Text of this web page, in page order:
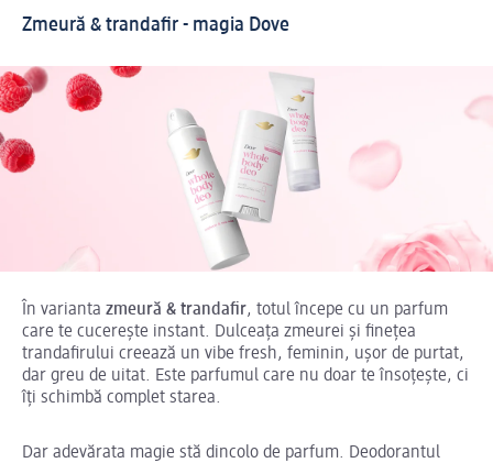
Zmeură & trandafir - magia Dove
În varianta zmeură & trandafir, totul începe cu un parfum
care te cucerește instant. Dulceața zmeurei și finețea
trandafirului creează un vibe fresh, feminin, ușor de purtat,
dar greu de uitat. Este parfumul care nu doar te însoțește, ci
îți schimbă complet starea.
Dar adevărata magie stă dincolo de parfum. Deodorantul